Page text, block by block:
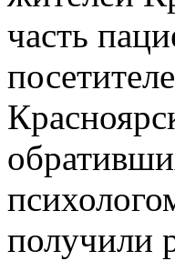
часть
получили